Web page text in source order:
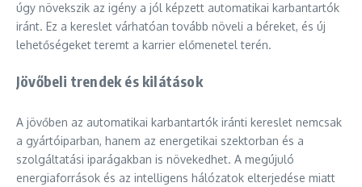
úgy növekszik az igény a jól képzett automatikai karbantartók
iránt. Ez a kereslet várhatóan tovább növeli a béreket, és új
lehetőségeket teremt a karrier előmenetel terén.
Jövőbeli trendek és kilátások
A jövőben az automatikai karbantartók iránti kereslet nemcsak
a gyártóiparban, hanem az energetikai szektorban és a
szolgáltatási iparágakban is növekedhet. A megújuló
energiaforrások és az intelligens hálózatok elterjedése miatt